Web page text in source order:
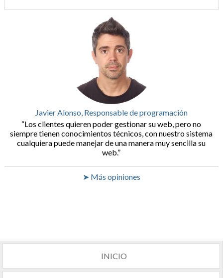
Javier Alonso, Responsable de programación
Los clientes quieren poder gestionar su web, pero no
siempre tienen conocimientos técnicos, con nuestro sistema
cualquiera puede manejar de una manera muy sencilla su
web.
➤ Más opiniones
INICIO